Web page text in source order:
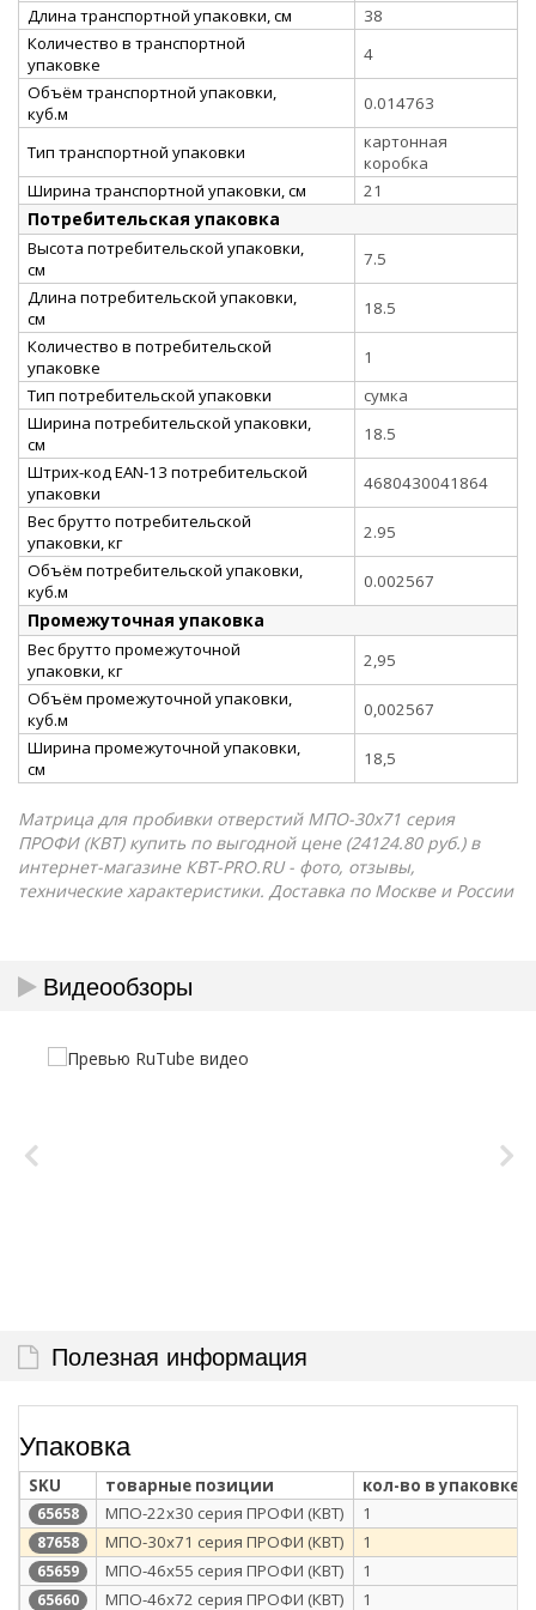
Длина транспортной упаковки, см
38
Количество в транспортной
упаковке
4
Объём транспортной упаковки,
куб.м
0.014763
Тип транспортной упаковки
картонная
коробка
Ширина транспортной упаковки, см
21
Потребительская упаковка
Высота потребительской упаковки,
см
7.5
Длина потребительской упаковки,
см
18.5
Количество в потребительской
упаковке
1
Тип потребительской упаковки
сумка
Ширина потребительской упаковки,
см
18.5
Штрих-код EAN-13 потребительской
упаковки
4680430041864
Вес брутто потребительской
упаковки, кг
2.95
Объём потребительской упаковки,
куб.м
0.002567
Промежуточная упаковка
Вес брутто промежуточной
упаковки, кг
2,95
Объём промежуточной упаковки,
куб.м
0,002567
Ширина промежуточной упаковки,
см
18,5
Матрица для пробивки отверстий МПО-30х71 серия
ПРОФИ (КВТ) купить по выгодной цене (24124.80 руб.) в
интернет-магазине КВТ-PRO.RU - фото, отзывы,
технические характеристики. Доставка по Москве и России
Видеообзоры
Полезная информация
Упаковка
SKU товарные позиции кол-во в упаковке
65658 МПО-22х30 серия ПРОФИ (КВТ) 1
87658 МПО-30х71 серия ПРОФИ (КВТ) 1
65659 МПО-46х55 серия ПРОФИ (КВТ) 1
65660 МПО-46х72 серия ПРОФИ (КВТ) 1